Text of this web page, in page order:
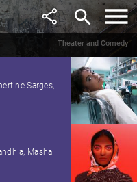
search
Theater and Comedy
Sarges,
Masha